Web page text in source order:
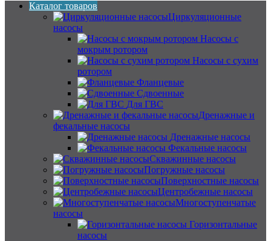
Каталог товаров
Циркуляционные
насосы
Насосы с
мокрым ротором
Насосы с сухим
ротором
Фланцевые
Сдвоенные
Для ГВС
Дренажные и
фекальные насосы
Дренажные насосы
Фекальные насосы
Скважинные насосы
Погружные насосы
Поверхностные насосы
Центробежные насосы
Многоступенчатые
насосы
Горизонтальные
насосы